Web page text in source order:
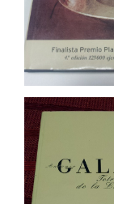
Filosofía
Física y Química
Física y química
Guerra Civil Española
Historia
historia